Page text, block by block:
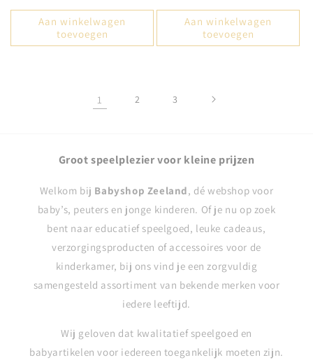
prijs
Aan winkelwagen
toevoegen
prijs
Aan winkelwagen
toevoegen
1 2 3
Groot speelplezier voor kleine prijzen
Welkom bij Babyshop Zeeland, dé webshop voor
baby’s, peuters en jonge kinderen. Of je nu op zoek
bent naar educatief speelgoed, leuke cadeaus,
verzorgingsproducten of accessoires voor de
kinderkamer, bij ons vind je een zorgvuldig
samengesteld assortiment van bekende merken voor
iedere leeftijd.
Wij geloven dat kwalitatief speelgoed en
babyartikelen voor iedereen toegankelijk moeten zijn.